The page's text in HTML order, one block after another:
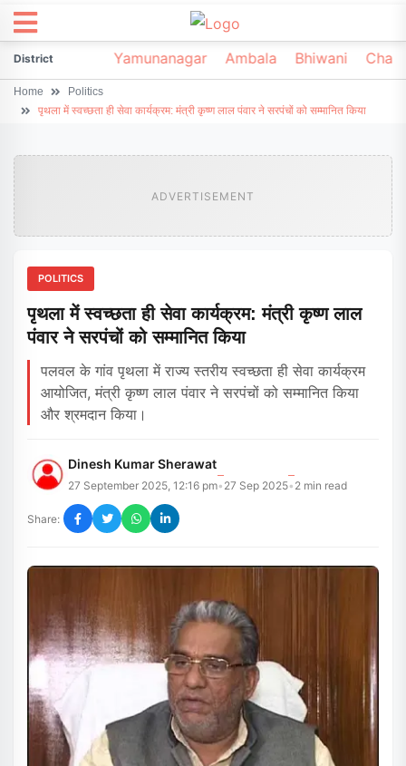
DistrictSonipat Yamunanagar Ambala Bhiwani
Home
Politics
पृथला में स्वच्छता ही सेवा कार्यक्रम: मंत्री कृष्ण लाल पंवार ने सरपंचों को सम्मानित किया
ADVERTISEMENT
POLITICS
पृथला में स्वच्छता ही सेवा कार्यक्रम: मंत्री कृष्ण लाल
पंवार ने सरपंचों को सम्मानित किया
पलवल के गांव पृथला में राज्य स्तरीय स्वच्छता ही सेवा कार्यक्रम
आयोजित, मंत्री कृष्ण लाल पंवार ने सरपंचों को सम्मानित किया
और श्रमदान किया।
Dinesh Kumar Sherawat
27 September 2025, 12:16 pm• 27 Sep 2025• 2 min read
Share: